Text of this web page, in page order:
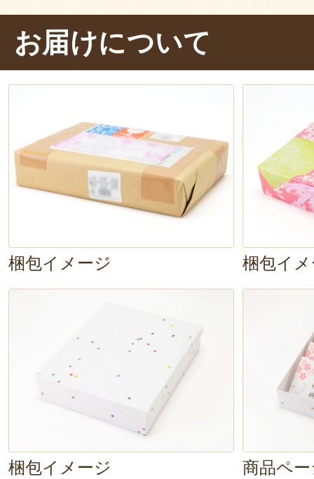
続きますね。バターの風味が口い
おいしい！濃厚なバターの味わい
「プレーン」と「ごま」の2種類で
現している「小桜城」。さまざま
ながら食べると、より一層その味
ですね。
お届けについて
梱包イメージ 梱包イ
梱包イメージ 商品ペ